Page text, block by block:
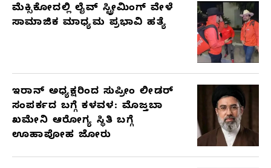
ಮೆಕ್ಸಿಕೋದಲ್ಲಿ ಲೈವ್ ಸ್ಟ್ರೀಮಿಂಗ್ ವೇಳೆ
ಸಾಮಾಜಿಕ ಮಾಧ್ಯಮ ಪ್ರಭಾವಿ ಹತ್ಯೆ
ಇರಾನ್ ಅಧ್ಯಕ್ಷರಿಂದ ಸುಪ್ರೀಂ ಲೀಡರ್
ಸಂಪರ್ಕದ ಬಗ್ಗೆ ಕಳವಳ: ಮೊಜ್ತಬಾ
ಖಮೇನಿ ಆರೋಗ್ಯ ಸ್ಥಿತಿ ಬಗ್ಗೆ
ಊಹಾಪೋಹ ಜೋರು